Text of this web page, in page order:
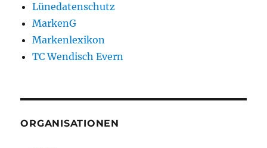
Lünedatenschutz
MarkenG
Markenlexikon
TC Wendisch Evern
ORGANISATIONEN